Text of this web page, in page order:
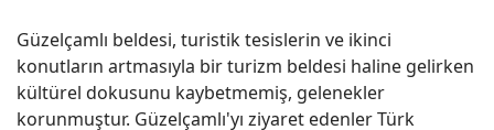
Güzelçamlı beldesi, turistik tesislerin ve ikinci
konutların artmasıyla bir turizm beldesi haline gelirken
kültürel dokusunu kaybetmemiş, gelenekler
korunmuştur. Güzelçamlı'yı ziyaret edenler Türk